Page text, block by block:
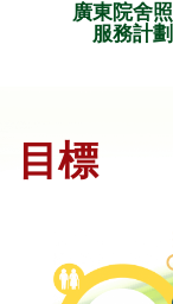
廣東院舍
服務計劃
目標